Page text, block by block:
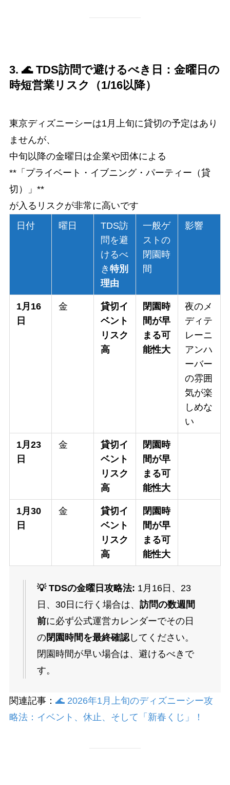
3. 🌊 TDS訪問で避けるべき日：金曜日の
時短営業リスク（1/16以降）
東京ディズニーシーは1月上旬に貸切の予定はあり
ませんが、
中旬以降の金曜日は企業や団体による
**「プライベート・イブニング・パーティー（貸
切）」**
が入るリスクが非常に高いです
日付
曜日
TDS訪
問を避
けるべ
き特別
理由
一般ゲ
ストの
閉園時
間
影響
1月16
日
金
貸切イ
ベント
リスク
高
閉園時
間が早
まる可
能性大
夜のメ
ディテ
レーニ
アンハ
ーバー
の雰囲
気が楽
しめな
い
1月23
日
金
貸切イ
ベント
リスク
高
閉園時
間が早
まる可
能性大
1月30
日
金
貸切イ
ベント
リスク
高
閉園時
間が早
まる可
能性大
💡 TDSの金曜日攻略法: 1月16日、23
日、30日に行く場合は、 訪問の数週間
前に必ず公式運営カレンダーでその日
の閉園時間を最終確認してください。
閉園時間が早い場合は、避けるべきで
す。
関連記事： 🌊 2026年1月上旬のディズニーシー攻
略法：イベント、休止、そして「新春くじ」！